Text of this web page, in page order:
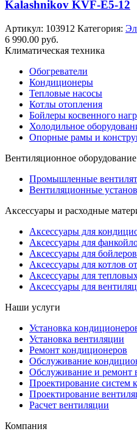
Kalashnikov KVF-E5-12
Артикул: 103912 Категория:
6 990.00 руб.
Климатическая техника
Обогреватели
Кондиционеры
Тепловые насосы
Котлы отопления
Бойлеры косвенного
Холодильное
Опорные рамы и
Вентиляционное оборудование
Промышленные
Вентиляционные
Аксессуары и расходные
Аксессуары для
Аксессуары для
Аксессуары для бойлеров
Аксессуары для котлов
Аксессуары для
Аксессуары для
Наши услуги
Установка
Установка вентиляции
Ремонт кондиционеров
Обслуживание
Обслуживание и ремонт
Проектирование систем
Проектирование
Расчет вентиляции
Компания